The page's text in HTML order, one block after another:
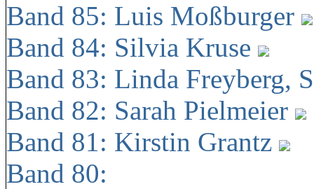
Band 85: Luis Moßburger
Band 84: Silvia Kruse
Band 83: Linda Freyberg,
Band 82: Sarah Pielmeier
Band 81: Kirstin Grantz
Band 80: